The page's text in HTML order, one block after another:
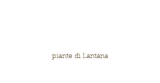
piante di Lantana